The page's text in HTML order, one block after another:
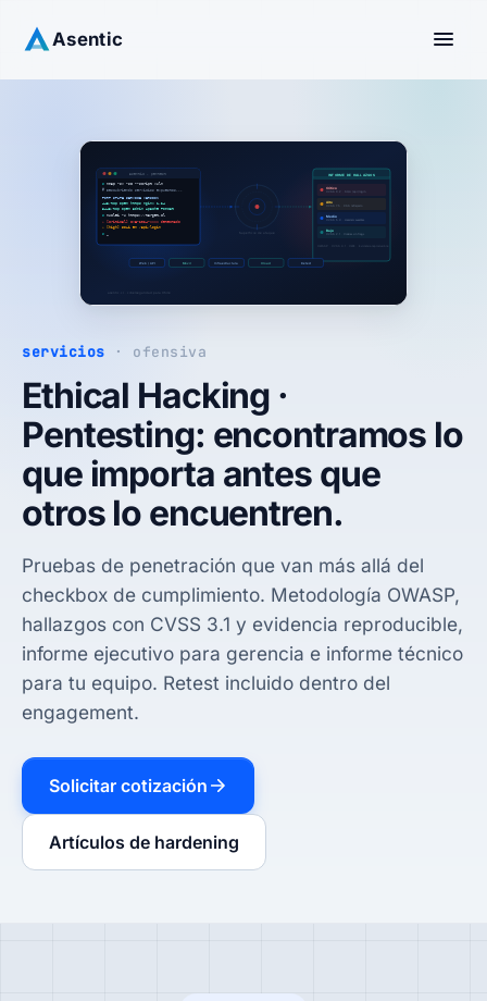
Asentic
servicios · ofensiva
Ethical Hacking ·
Pentesting: encontramos lo
que importa antes que
otros lo encuentren.
Pruebas de penetración que van más allá del
checkbox de cumplimiento. Metodología OWASP,
hallazgos con CVSS 3.1 y evidencia reproducible,
informe ejecutivo para gerencia e informe técnico
para tu equipo. Retest incluido dentro del
engagement.
Solicitar cotización
Artículos de hardening